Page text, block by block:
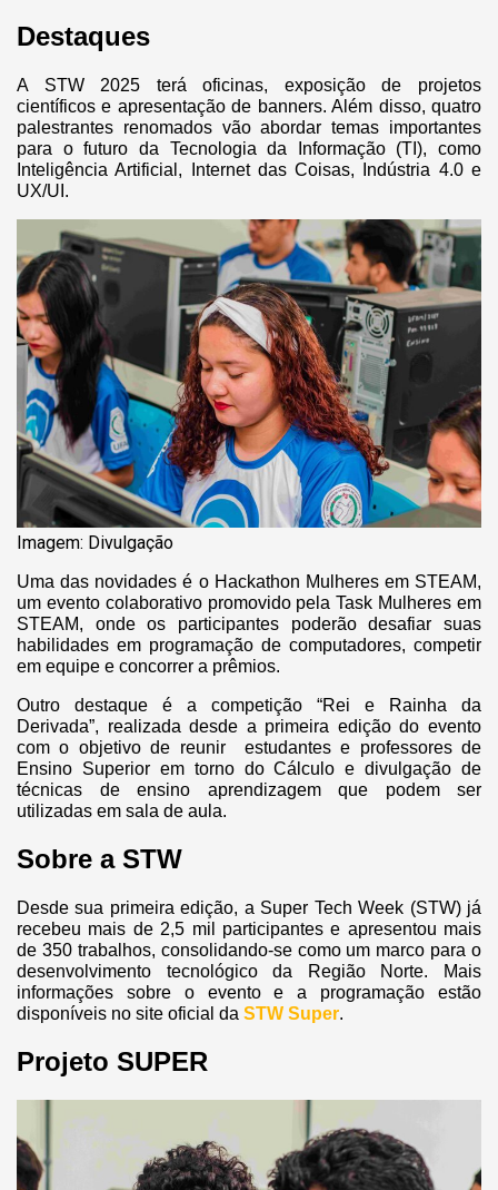
Destaques
A STW 2025 terá oficinas, exposição de projetos
científicos e apresentação de banners. Além disso, quatro
palestrantes renomados vão abordar temas importantes
para o futuro da Tecnologia da Informação (TI), como
Inteligência Artificial, Internet das Coisas, Indústria 4.0 e
UX/UI.
Imagem: Divulgação
Uma das novidades é o Hackathon Mulheres em STEAM,
um evento colaborativo promovido pela Task Mulheres em
STEAM, onde os participantes poderão desafiar suas
habilidades em programação de computadores, competir
em equipe e concorrer a prêmios.
Outro destaque é a competição “Rei e Rainha da
Derivada”, realizada desde a primeira edição do evento
com o objetivo de reunir estudantes e professores de
Ensino Superior em torno do Cálculo e divulgação de
técnicas de ensino aprendizagem que podem ser
utilizadas em sala de aula.
Sobre a STW
Desde sua primeira edição, a Super Tech Week (STW) já
recebeu mais de 2,5 mil participantes e apresentou mais
de 350 trabalhos, consolidando-se como um marco para o
desenvolvimento tecnológico da Região Norte. Mais
informações sobre o evento e a programação estão
disponíveis no site oficial da STW Super.
Projeto SUPER